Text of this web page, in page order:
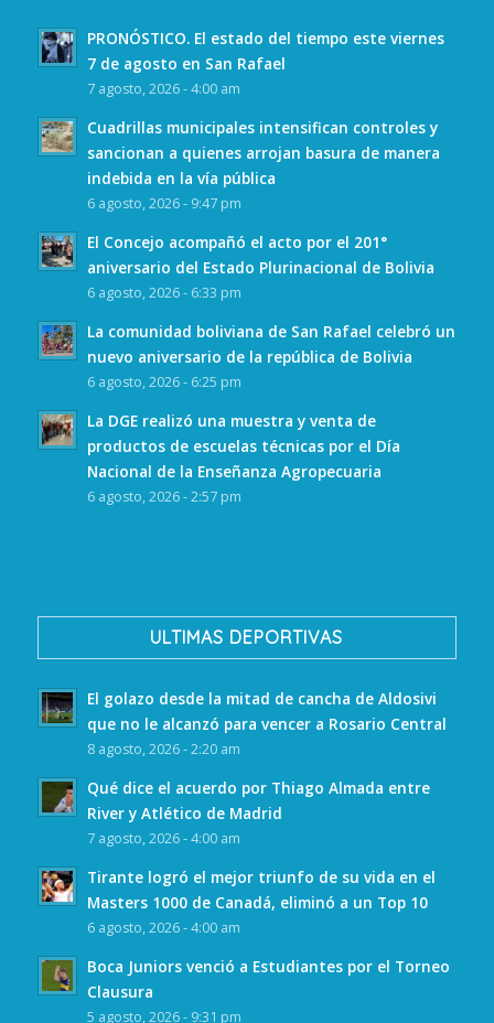
PRONÓSTICO. El estado del tiempo este viernes
7 de agosto en San Rafael
7 agosto, 2026 - 4:00 am
Cuadrillas municipales intensifican controles y
sancionan a quienes arrojan basura de manera
indebida en la vía pública
6 agosto, 2026 - 9:47 pm
El Concejo acompañó el acto por el 201°
aniversario del Estado Plurinacional de Bolivia
6 agosto, 2026 - 6:33 pm
La comunidad boliviana de San Rafael celebró un
nuevo aniversario de la república de Bolivia
6 agosto, 2026 - 6:25 pm
La DGE realizó una muestra y venta de
productos de escuelas técnicas por el Día
Nacional de la Enseñanza Agropecuaria
6 agosto, 2026 - 2:57 pm
ULTIMAS DEPORTIVAS
El golazo desde la mitad de cancha de Aldosivi
que no le alcanzó para vencer a Rosario Central
8 agosto, 2026 - 2:20 am
Qué dice el acuerdo por Thiago Almada entre
River y Atlético de Madrid
7 agosto, 2026 - 4:00 am
Tirante logró el mejor triunfo de su vida en el
Masters 1000 de Canadá, eliminó a un Top 10
6 agosto, 2026 - 4:00 am
Boca Juniors venció a Estudiantes por el Torneo
Clausura
5 agosto, 2026 - 9:31 pm